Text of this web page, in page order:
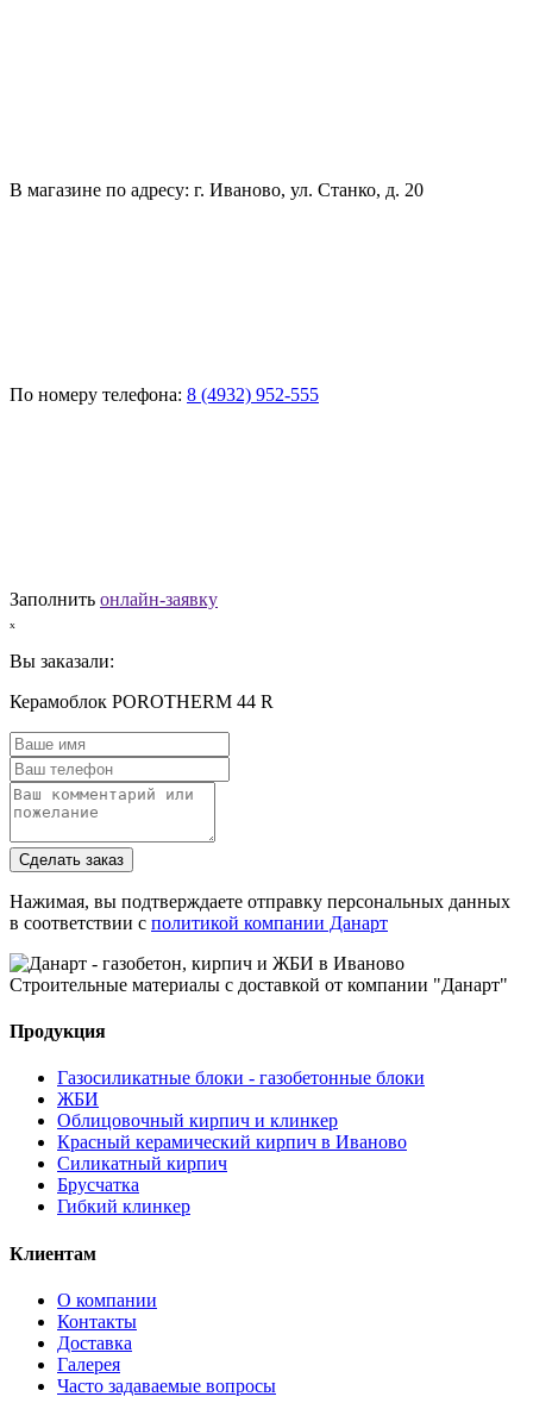
В магазине по адресу: г. Иваново, ул. Станко, д. 20
По номеру телефона: 8 (4932) 952-555
Заполнить онлайн-заявку
ₓ
Вы заказали:
Керамоблок POROTHERM 44 R
Сделать заказ
Нажимая, вы подтверждаете отправку персональных данных
в соответствии с политикой компании Данарт
Строительные материалы с доставкой от компании "Данарт"
Продукция
Газосиликатные блоки - газобетонные блоки
ЖБИ
Облицовочный кирпич и клинкер
Красный керамический кирпич в Иваново
Силикатный кирпич
Брусчатка
Гибкий клинкер
Клиентам
О компании
Контакты
Доставка
Галерея
Часто задаваемые вопросы